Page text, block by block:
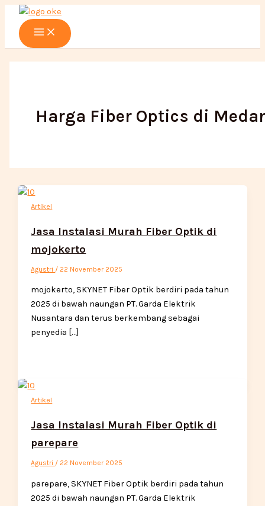
Lewati
konten
Main
Menu
Harga Fiber Optics di
Artikel
Jasa Instalasi Murah Fiber Optik di
mojokerto
Agustri / 22 November 2025
mojokerto, SKYNET Fiber Optik berdiri pada tahun
2025 di bawah naungan PT. Garda Elektrik
Nusantara dan terus berkembang sebagai
penyedia […]
Artikel
Jasa Instalasi Murah Fiber Optik di
parepare
Agustri / 22 November 2025
parepare, SKYNET Fiber Optik berdiri pada tahun
2025 di bawah naungan PT. Garda Elektrik